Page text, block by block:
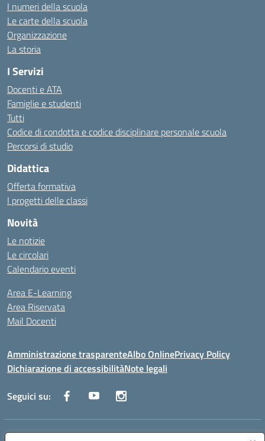
I numeri della scuola
Le carte della scuola
Organizzazione
La storia
I Servizi
Docenti e ATA
Famiglie e studenti
Tutti
Codice di condotta e codice disciplinare personale scuola
Percorsi di studio
Didattica
Offerta formativa
I progetti delle classi
Novità
Le notizie
Le circolari
Calendario eventi
Area E-Learning
Area Riservata
Mail Docenti
Amministrazione trasparenteAlbo OnlinePrivacy Policy
Dichiarazione di accessibilitàNote legali
Seguici su:
Indirizzo: